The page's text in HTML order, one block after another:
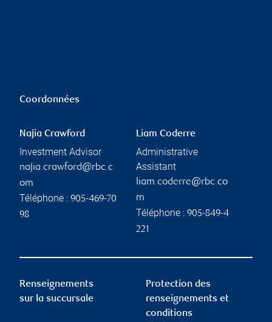
Coordonnées
Najia Crawford
Investment Advisor
najia.crawford@rbc.c
om
Téléphone : 905-469-70
98
Liam Coderre
Administrative
Assistant
liam.coderre@rbc.co
m
Téléphone : 905-849-4
221
Renseignements
sur la succursale
Protection des
renseignements et
conditions